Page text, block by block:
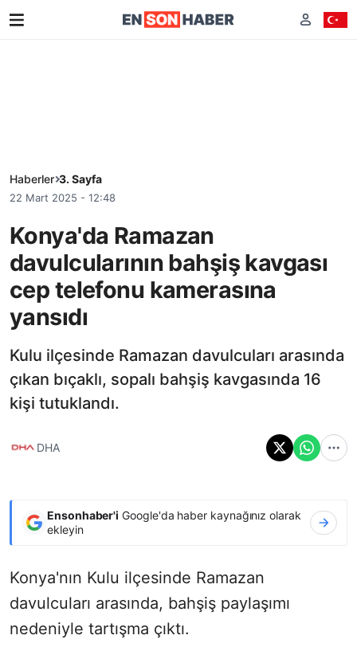
Haberler 3. Sayfa
22 Mart 2025 - 12:48
Konya'da Ramazan
davulcularının bahşiş kavgası
cep telefonu kamerasına
yansıdı
Kulu ilçesinde Ramazan davulcuları arasında
çıkan bıçaklı, sopalı bahşiş kavgasında 16
kişi tutuklandı.
DHA
Ensonhaber'i Google'da haber kaynağınız olarak
ekleyin
Konya'nın Kulu ilçesinde Ramazan
davulcuları arasında, bahşiş paylaşımı
nedeniyle tartışma çıktı.